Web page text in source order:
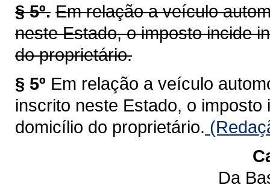
§ 5º. Em relação a veículo
neste Estado, o imposto incide
do proprietário.
§ 5º Em relação a veículo
inscrito neste Estado, o
domicílio do proprietário.
Da